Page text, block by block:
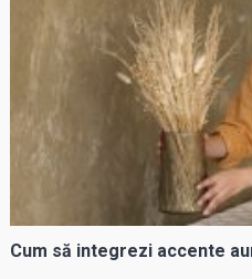
Cum să integrezi accente